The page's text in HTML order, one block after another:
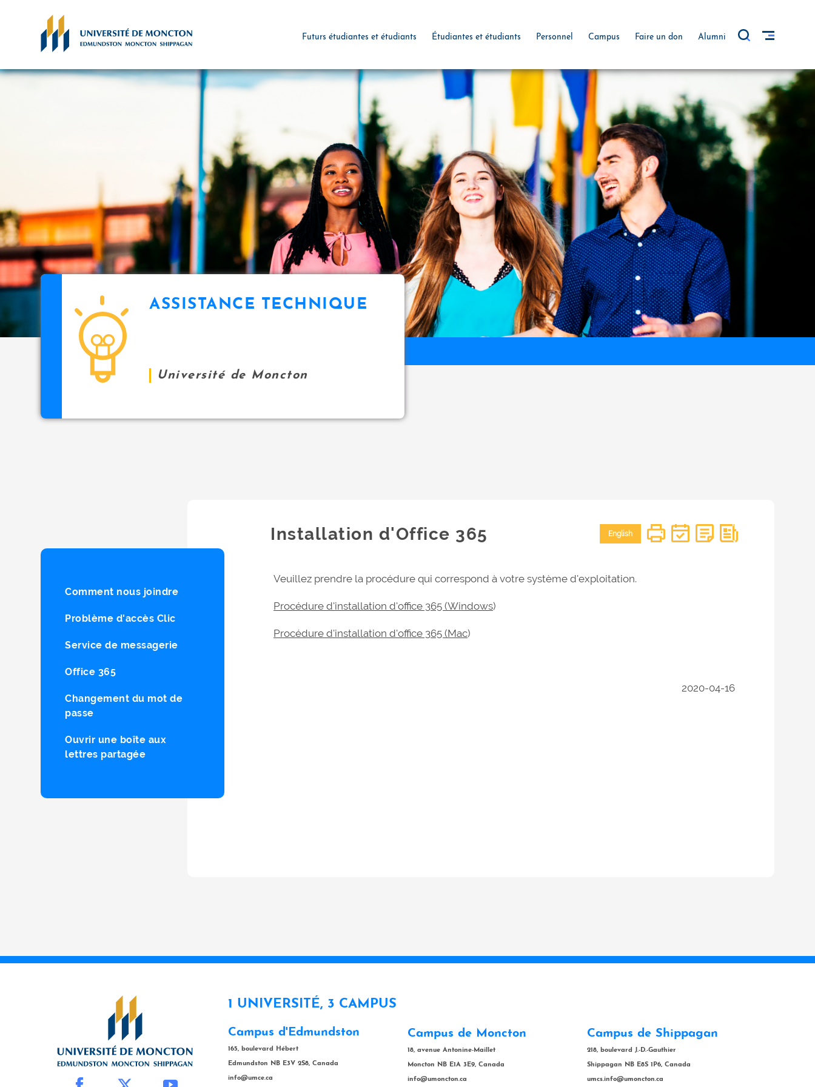
Futurs étudiantes et étudiants Étudiantes et étudiants Personnel Campus Faire un don Alumni
ASSISTANCE TECHNIQUE
Université de Moncton
Comment nous joindre
Problème d'accès Clic
Service de messagerie
Office 365
Changement du mot de
passe
Ouvrir une boîte aux
lettres partagée
English
Installation d'Office 365
Veuillez prendre la procédure qui correspond à votre système d'exploitation.
Procédure d'installation d'office 365 (Windows)
Procédure d'installation d'office 365 (Mac)
2020-04-16
1 UNIVERSITÉ, 3 CAMPUS
Campus d'Edmundston
165, boulevard Hébert
Edmundston NB E3V 2S8, Canada
info@umce.ca
Campus de Moncton
18, avenue Antonine-Maillet
Moncton NB E1A 3E9, Canada
info@umoncton.ca
Campus de Shippagan
218, boulevard J.-D.-Gauthier
Shippagan NB E8S 1P6, Canada
umcs.info@umoncton.ca